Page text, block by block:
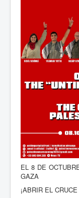
EL 8 DE
GAZA
¡ABRIR EL